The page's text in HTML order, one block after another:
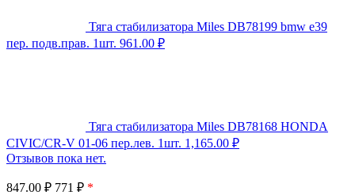
Тяга стабилизатора Miles DB78199 bmw e39
пер. подв.прав. 1шт. 961.00 ₽
Тяга стабилизатора Miles DB78168 HONDA
CIVIC/CR-V 01-06 пер.лев. 1шт. 1,165.00 ₽
Отзывов пока нет.
847.00 ₽ 771 ₽ *